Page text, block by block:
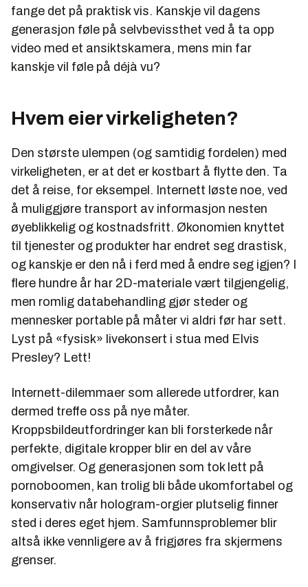
fange det på praktisk vis. Kanskje vil dagens
generasjon føle på selvbevissthet ved å ta opp
video med et ansiktskamera, mens min far
kanskje vil føle på déjà vu?
Hvem eier virkeligheten?
Den største ulempen (og samtidig fordelen) med
virkeligheten, er at det er kostbart å flytte den. Ta
det å reise, for eksempel. Internett løste noe, ved
å muliggjøre transport av informasjon nesten
øyeblikkelig og kostnadsfritt. Økonomien knyttet
til tjenester og produkter har endret seg drastisk,
og kanskje er den nå i ferd med å endre seg igjen? I
flere hundre år har 2D-materiale vært tilgjengelig,
men romlig databehandling gjør steder og
mennesker portable på måter vi aldri før har sett.
Lyst på «fysisk» livekonsert i stua med Elvis
Presley? Lett!
Internett-dilemmaer som allerede utfordrer, kan
dermed treffe oss på nye måter.
Kroppsbildeutfordringer kan bli forsterkede når
perfekte, digitale kropper blir en del av våre
omgivelser. Og generasjonen som tok lett på
pornoboomen, kan trolig bli både ukomfortabel og
konservativ når hologram-orgier plutselig finner
sted i deres eget hjem. Samfunnsproblemer blir
altså ikke vennligere av å frigjøres fra skjermens
grenser.